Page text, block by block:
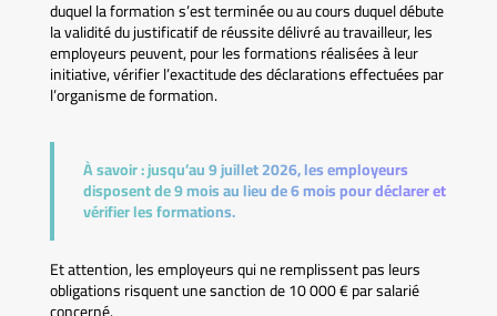
duquel la formation s’est terminée ou au cours duquel débute
la validité du justificatif de réussite délivré au travailleur, les
employeurs peuvent, pour les formations réalisées à leur
initiative, vérifier l’exactitude des déclarations effectuées par
l’organisme de formation.
À savoir :jusqu’au 9 juillet 2026, les employeurs
disposent de 9 mois au lieu de 6 mois pour déclarer et
vérifier les formations.
Et attention, les employeurs qui ne remplissent pas leurs
obligations risquent une sanction de 10 000 € par salarié